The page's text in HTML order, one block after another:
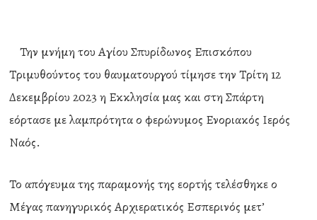
Την μνήμη του Αγίου Σπυρίδωνος Επισκόπου
Τριμυθούντος του θαυματουργού τίμησε την Τρίτη 12
Δεκεμβρίου 2023 η Εκκλησία μας και στη Σπάρτη
εόρτασε με λαμπρότητα ο φερώνυμος Ενοριακός Ιερός
Ναός.
Το απόγευμα της παραμονής της εορτής τελέσθηκε ο
Μέγας πανηγυρικός Αρχιερατικός Εσπερινός μετ’